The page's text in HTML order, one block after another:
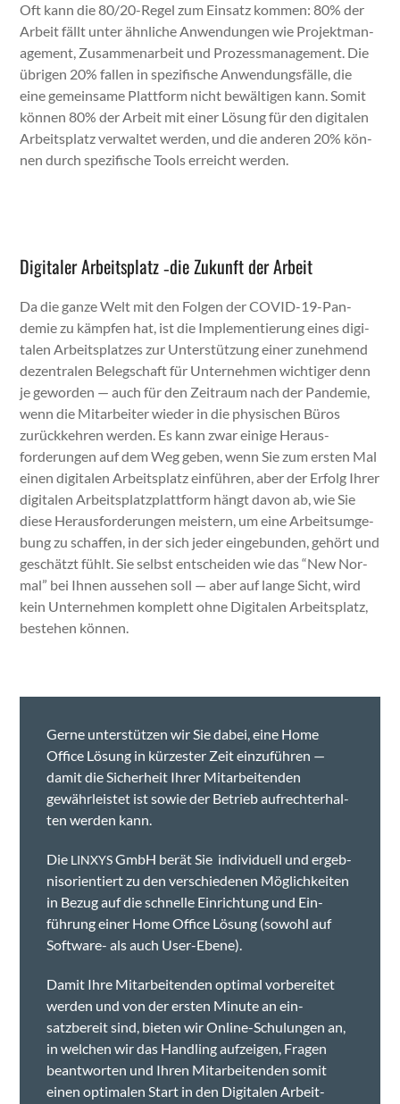
Oft kann die 80/20-Regel zum Ein­satz kom­men: 80% der
Arbeit fällt unter ähn­liche Anwen­dun­gen wie Pro­jek­t­man­
age­ment, Zusam­me­nar­beit und Prozess­man­age­ment. Die
übri­gen 20% fall­en in spez­i­fis­che Anwen­dungs­fälle, die
eine gemein­same Plat­tform nicht bewälti­gen kann. Somit
kön­nen 80% der Arbeit mit ein­er Lösung für den dig­i­tal­en
Arbeit­splatz ver­wal­tet wer­den, und die anderen 20% kön­
nen durch spez­i­fis­che Tools erre­icht wer­den.
Digitaler Arbeitsplatz ‑die Zukunft der Arbeit
Da die ganze Welt mit den Fol­gen der COVID-19-Pan­
demie zu kämpfen hat, ist die Imple­men­tierung eines dig­i­
tal­en Arbeit­splatzes zur Unter­stützung ein­er zunehmend
dezen­tralen Belegschaft für Unternehmen wichtiger denn
je gewor­den — auch für den Zeitraum nach der Pan­demie,
wenn die Mitar­beit­er wieder in die physis­chen Büros
zurück­kehren wer­den. Es kann zwar einige Her­aus­
forderun­gen auf dem Weg geben, wenn Sie zum ersten Mal
einen dig­i­tal­en Arbeit­splatz ein­führen, aber der Erfolg Ihrer
dig­i­tal­en Arbeit­splatz­plat­tform hängt davon ab, wie Sie
diese Her­aus­forderun­gen meis­tern, um eine Arbeit­sumge­
bung zu schaf­fen, in der sich jed­er einge­bun­den, gehört und
geschätzt fühlt. Sie selb­st entschei­den wie das “New Nor­
mal” bei Ihnen ausse­hen soll — aber auf lange Sicht, wird
kein Unternehmen kom­plett ohne Dig­i­tal­en Arbeit­splatz,
beste­hen kön­nen.
Gerne unter­stützen wir Sie dabei, eine Home
Office Lösung in kürzester Zeit einzuführen —
damit die Sicher­heit Ihrer Mitar­bei­t­en­den
gewährleis­tet ist sowie der Betrieb aufrechter­hal­
ten wer­den kann.
Die LINXYSGmbH berät Sie indi­vidu­ell und ergeb­
nisori­en­tiert zu den ver­schiede­nen Möglichkeit­en
in Bezug auf die schnelle Ein­rich­tung und Ein­
führung ein­er Home Office Lösung (sowohl auf
Soft­ware- als auch User-Ebene).
Damit Ihre Mitar­bei­t­en­den opti­mal vor­bere­it­et
wer­den und von der ersten Minute an ein­
satzbere­it sind, bieten wir Online-Schu­lun­gen an,
in welchen wir das Han­dling aufzeigen, Fra­gen
beant­worten und Ihren Mitar­bei­t­en­den somit
einen opti­malen Start in den Dig­i­tal­en Arbeit­